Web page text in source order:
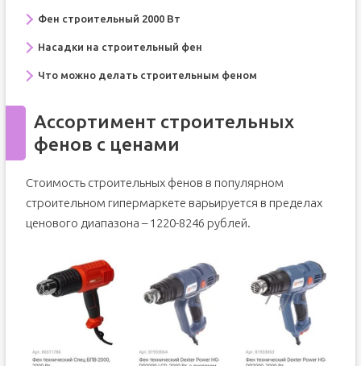
Фен строительный 2000 Вт
Насадки на строительный фен
Что можно делать строительным феном
Ассортимент строительных
фенов с ценами
Стоимость строительных фенов в популярном
строительном гипермаркете варьируется в пределах
ценового диапазона – 1220-8246 рублей.